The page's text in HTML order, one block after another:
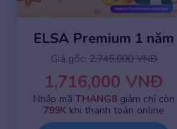
ELSA Premium 1 năm
Giá gốc: 2,745,000 VNĐ
1,716,000 VNĐ
Nhập mã THANG8giảm chỉ còn
799K khi thanh toán online